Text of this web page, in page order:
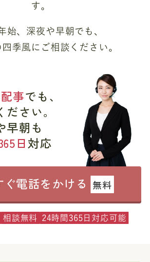
す。
始、深夜や早朝でも、
季風にご相談ください。
事でも、
さい。
早朝も
日対応
ぐ電話をかける 無料
相談無料 24時間365日対応可能